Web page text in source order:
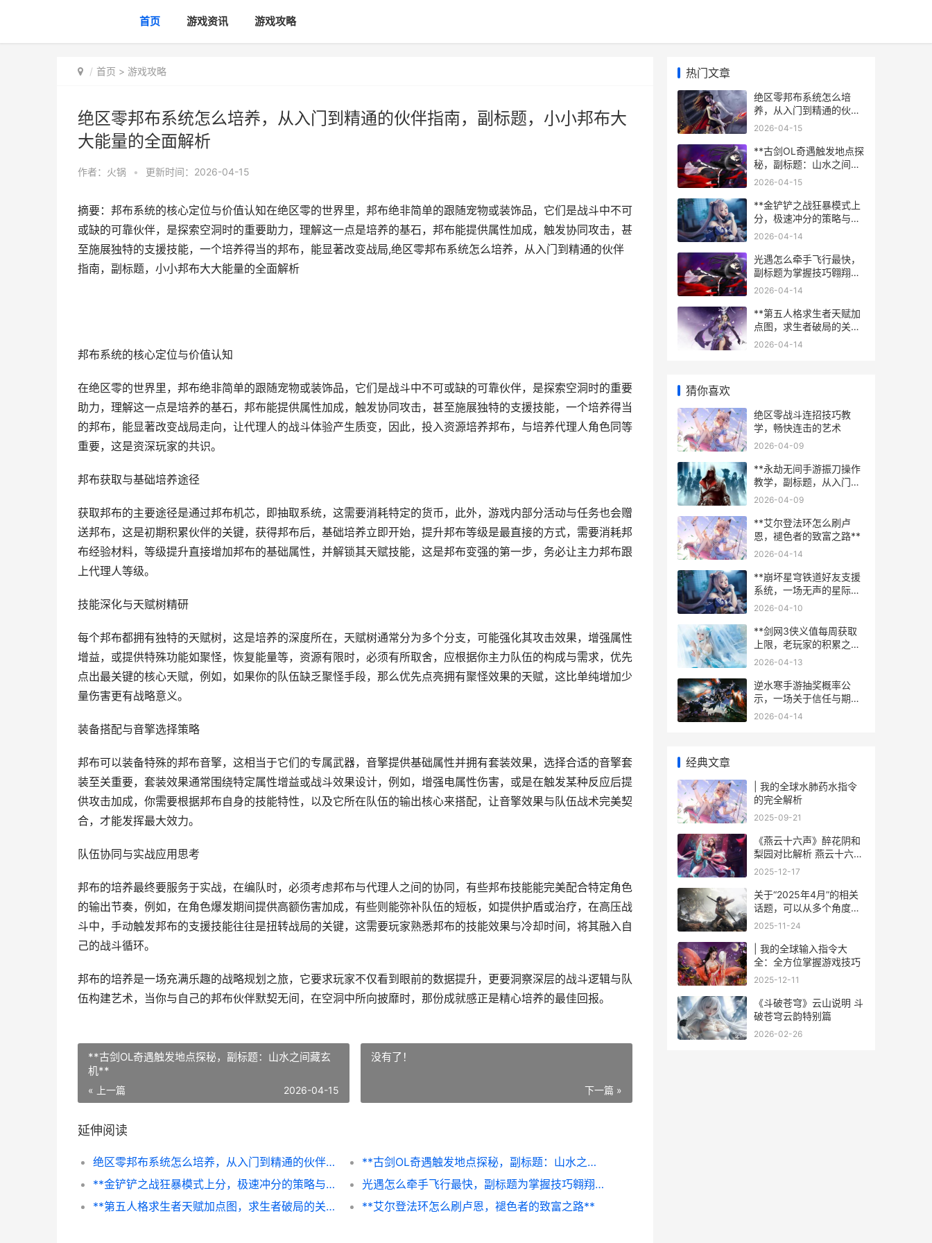
首页 游戏资讯 游戏攻略
首页 > 游戏攻略
绝区零邦布系统怎么培养，从入门到精通的伙伴指南，副标题，小小邦布大
大能量的全面解析
作者： 火锅 • 更新时间：2026-04-15
摘要：邦布系统的核心定位与价值认知在绝区零的世界里，邦布绝非简单的跟随宠物或装饰品，它们是战斗中不可
或缺的可靠伙伴，是探索空洞时的重要助力，理解这一点是培养的基石，邦布能提供属性加成，触发协同攻击，甚
至施展独特的支援技能，一个培养得当的邦布，能显著改变战局,绝区零邦布系统怎么培养，从入门到精通的伙伴
指南，副标题，小小邦布大大能量的全面解析
邦布系统的核心定位与价值认知
在绝区零的世界里，邦布绝非简单的跟随宠物或装饰品，它们是战斗中不可或缺的可靠伙伴，是探索空洞时的重要
助力，理解这一点是培养的基石，邦布能提供属性加成，触发协同攻击，甚至施展独特的支援技能，一个培养得当
的邦布，能显著改变战局走向，让代理人的战斗体验产生质变，因此，投入资源培养邦布，与培养代理人角色同等
重要，这是资深玩家的共识。
邦布获取与基础培养途径
获取邦布的主要途径是通过邦布机芯，即抽取系统，这需要消耗特定的货币，此外，游戏内部分活动与任务也会赠
送邦布，这是初期积累伙伴的关键，获得邦布后，基础培养立即开始，提升邦布等级是最直接的方式，需要消耗邦
布经验材料，等级提升直接增加邦布的基础属性，并解锁其天赋技能，这是邦布变强的第一步，务必让主力邦布跟
上代理人等级。
技能深化与天赋树精研
每个邦布都拥有独特的天赋树，这是培养的深度所在，天赋树通常分为多个分支，可能强化其攻击效果，增强属性
增益，或提供特殊功能如聚怪，恢复能量等，资源有限时，必须有所取舍，应根据你主力队伍的构成与需求，优先
点出最关键的核心天赋，例如，如果你的队伍缺乏聚怪手段，那么优先点亮拥有聚怪效果的天赋，这比单纯增加少
量伤害更有战略意义。
装备搭配与音擎选择策略
邦布可以装备特殊的邦布音擎，这相当于它们的专属武器，音擎提供基础属性并拥有套装效果，选择合适的音擎套
装至关重要，套装效果通常围绕特定属性增益或战斗效果设计，例如，增强电属性伤害，或是在触发某种反应后提
供攻击加成，你需要根据邦布自身的技能特性，以及它所在队伍的输出核心来搭配，让音擎效果与队伍战术完美契
合，才能发挥最大效力。
队伍协同与实战应用思考
邦布的培养最终要服务于实战，在编队时，必须考虑邦布与代理人之间的协同，有些邦布技能能完美配合特定角色
的输出节奏，例如，在角色爆发期间提供高额伤害加成，有些则能弥补队伍的短板，如提供护盾或治疗，在高压战
斗中，手动触发邦布的支援技能往往是扭转战局的关键，这需要玩家熟悉邦布的技能效果与冷却时间，将其融入自
己的战斗循环。
邦布的培养是一场充满乐趣的战略规划之旅，它要求玩家不仅看到眼前的数据提升，更要洞察深层的战斗逻辑与队
伍构建艺术，当你与自己的邦布伙伴默契无间，在空洞中所向披靡时，那份成就感正是精心培养的最佳回报。
**古剑OL奇遇触发地点探秘，副标题：山水之间藏玄
机**
« 上一篇 2026-04-15
没有了！
下一篇 »
延伸阅读
绝区零邦布系统怎么培养，从入门到精通的伙伴指南，副标题，小小邦布大大能量的全面解析
**古剑OL奇遇触发地点探秘，副标题：山水之间藏玄机**
**金铲铲之战狂暴模式上分，极速冲分的策略与心法，副标题 节奏为王心态制胜**
光遇怎么牵手飞行最快，副标题为掌握技巧翱翔天际
**第五人格求生者天赋加点图，求生者破局的关键抉择**
**艾尔登法环怎么刷卢恩，褪色者的致富之路**
热门文章
绝区零邦布系统怎么培
养，从入门到精通的伙伴
指南，副标题，小小邦布
2026-04-15
**古剑OL奇遇触发地点探
秘，副标题：山水之间藏
玄机**
2026-04-15
**金铲铲之战狂暴模式上
分，极速冲分的策略与心
法，副标题 节奏为王心态
2026-04-14
光遇怎么牵手飞行最快，
副标题为掌握技巧翱翔天
际
2026-04-14
**第五人格求生者天赋加
点图，求生者破局的关键
抉择**
2026-04-14
猜你喜欢
绝区零战斗连招技巧教
学，畅快连击的艺术
2026-04-09
**永劫无间手游振刀操作
教学，副标题，从入门到
精通的心法与实战**
2026-04-09
**艾尔登法环怎么刷卢
恩，褪色者的致富之路**
2026-04-14
**崩坏星穹铁道好友支援
系统，一场无声的星际共
舞**
2026-04-10
**剑网3侠义值每周获取
上限，老玩家的积累之道
**
2026-04-13
逆水寒手游抽奖概率公
示，一场关于信任与期待
的江湖博弈，副标题，概
2026-04-14
经典文章
| 我的全球水肺药水指令
的完全解析
2025-09-21
《燕云十六声》醉花阴和
梨园对比解析 燕云十六声
国际服
2025-12-17
关于“2025年4月”的相关
话题，可以从多个角度进
行探讨，下面内容是一些
2025-11-24
| 我的全球输入指令大
全：全方位掌握游戏技巧
2025-12-11
《斗破苍穹》云山说明 斗
破苍穹云韵特别篇
2026-02-26